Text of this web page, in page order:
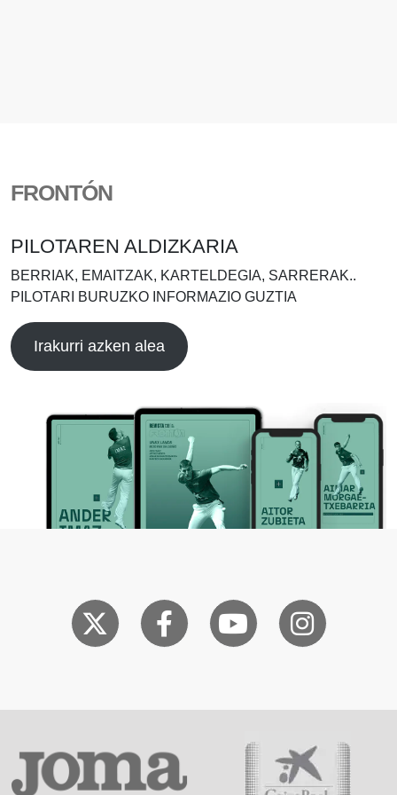
FRONTÓN
PILOTAREN ALDIZKARIA
BERRIAK, EMAITZAK, KARTELDEGIA, SARRERAK..
PILOTARI BURUZKO INFORMAZIO GUZTIA
Irakurri azken alea